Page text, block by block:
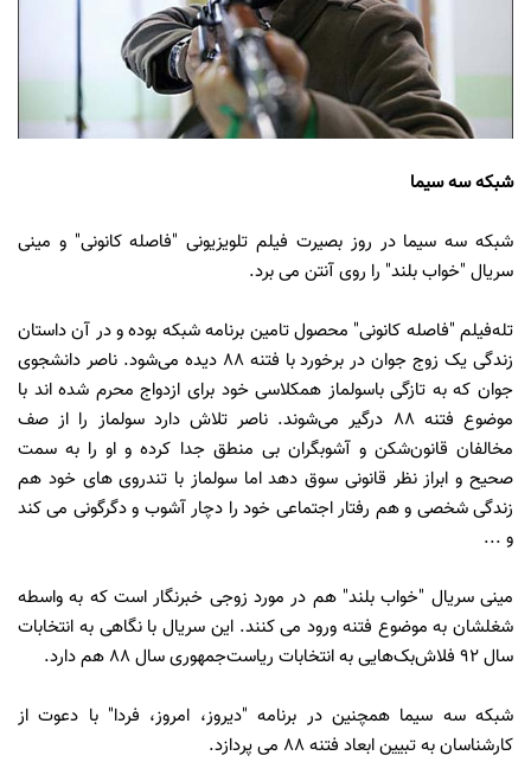
شبکه سه سیما
شبکه سه سیما در روز بصیرت فیلم تلویزیونی "فاصله کانونی" و مینی
سریال "خواب بلند" را روی آنتن می برد.
تله‌فیلم "فاصله کانونی" محصول تامین برنامه شبکه بوده و در آن داستان
زندگی یک زوج جوان در برخورد با فتنه 88 دیده می‌شود. ناصر دانشجوی
جوان که به تازگی باسولماز همکلاسی خود برای ازدواج محرم شده اند با
موضوع فتنه 88 درگیر می‌شوند. ناصر تلاش دارد سولماز را از صف
مخالفان قانون‌شکن و آشوبگران بی منطق جدا کرده و او را به سمت
صحیح و ابراز نظر قانونی سوق دهد اما سولماز با تندروی های خود هم
زندگی شخصی و هم رفتار اجتماعی خود را دچار آشوب و دگرگونی می کند
و ...
مینی سریال "خواب بلند" هم در مورد زوجی خبرنگار است که به واسطه
شغلشان به موضوع فتنه ورود می کنند. این سریال با نگاهی به انتخابات
سال 92 فلاش‌بک‌هایی به انتخابات ریاست‌جمهوری سال 88 هم دارد.
شبکه سه سیما همچنین در برنامه "دیروز، امروز، فردا" با دعوت از
کارشناسان به تبیین ابعاد فتنه 88 می پردازد.